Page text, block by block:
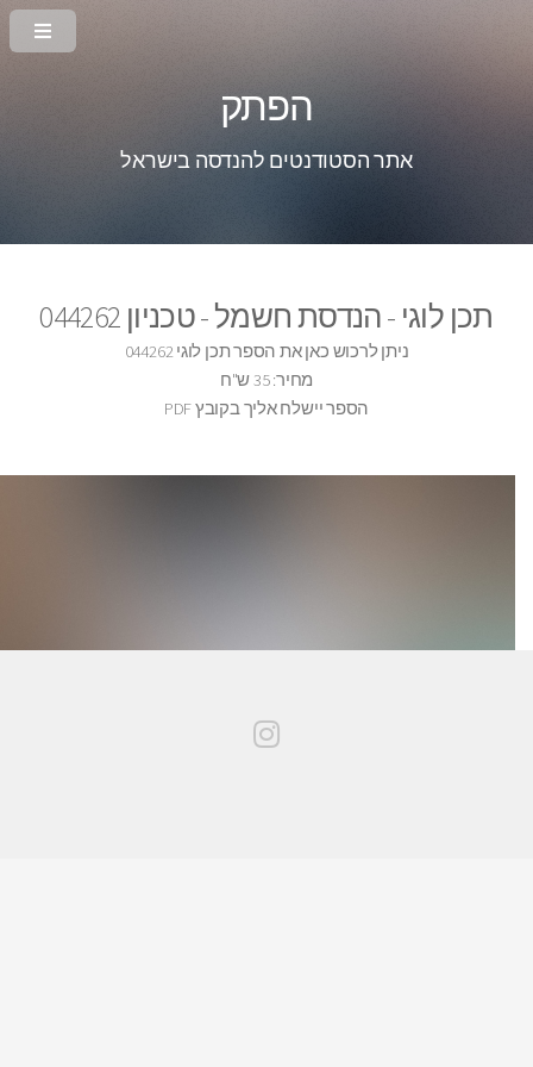
הפתק
אתר הסטודנטים להנדסה בישראל
תכן לוגי - הנדסת חשמל - טכניון 044262
ניתן לרכוש כאן את הספר תכן לוגי 044262
מחיר: 35 ש"ח
הספר יישלח אליך בקובץ PDF